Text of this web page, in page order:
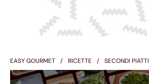
EASY GOURMET RICETTE SECONDI PIATTI